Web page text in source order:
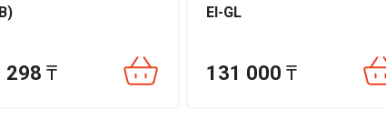
298 ₸
EI-GL
131 000 ₸